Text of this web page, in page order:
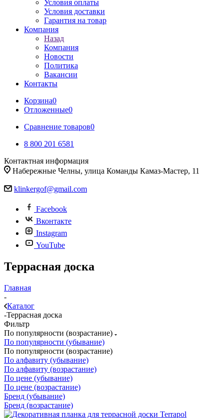
Условия оплаты
Условия доставки
Гарантия на товар
Компания
Назад
Компания
Новости
Политика
Вакансии
Контакты
Корзина0
Отложенные0
Сравнение товаров0
8 800 201 6581
Контактная информация
Набережные Челны, улица Команды Камаз-Мастер, 11
klinkergof@gmail.com
Facebook
Вконтакте
Instagram
YouTube
Террасная доска
Главная
-
Каталог
-Террасная доска
Фильтр
По популярности (возрастание)
По популярности (убывание)
По популярности (возрастание)
По алфавиту (убывание)
По алфавиту (возрастание)
По цене (убывание)
По цене (возрастание)
Бренд (убывание)
Бренд (возрастание)